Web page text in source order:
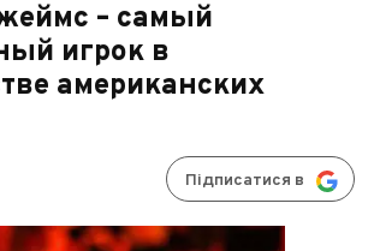
– самый
игрок в
американских
Підписатися в